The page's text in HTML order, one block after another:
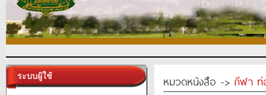
ระบบผู้ใช้ หมวดหนังสือ -> กีฬา ท่